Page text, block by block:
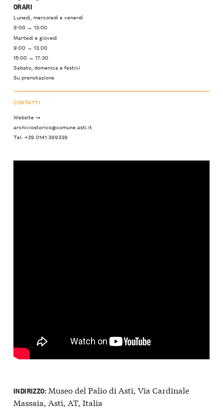
ORARI
Lunedì, mercoledì e venerdì
9:00 → 13:00
Martedì e giovedì
9:00 → 13.00
15:00 → 17:30
Sabato, domenica e festivi
Su prenotazione
CONTATTI
Website ↝
archiviostorico@comune.asti.it
Tel: +39 0141 399339
INDIRIZZO:Museo del Palio di Asti, Via Cardinale
Massaia, Asti, AT, Italia